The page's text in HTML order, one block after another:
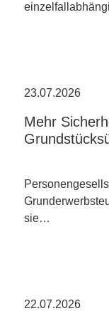
23.07.2026
Mehr
sie…
22.07.2026